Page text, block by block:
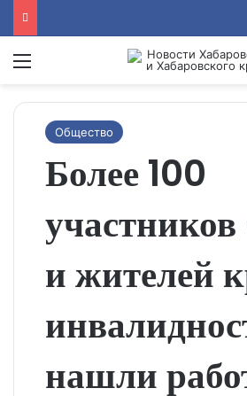
Menu
Общество
Более 100
и жителей
нашли